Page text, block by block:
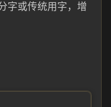
字或传统用字，增